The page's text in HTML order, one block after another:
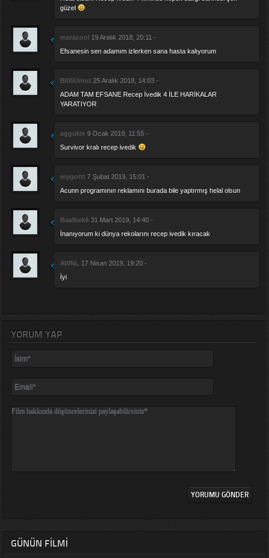
güzel
marazool 19 Aralık 2018, 20:11 -
Efsanesin sen adamım izlerken sana hasta kalıyorum
Bl05Umut 25 Aralık 2018, 14:03 -
ADAM TAM EFSANE Recep İvedik 4 İLE HARİKALAR
YARATIYOR
aggukie 9 Ocak 2019, 11:55 -
Survivor kralı recep ivedik
mygottt 7 Şubat 2019, 15:01 -
Acunn programının reklamını burada bile yaptırmış helal olsun
Baalbek6 31 Mart 2019, 14:40 -
İnanıyorum ki dünya rekolarını recep ivedik kıracak
AWNL
17 Nisan 2019, 19:20 -
İyi
YORUM YAP
GÜNÜN FILMI